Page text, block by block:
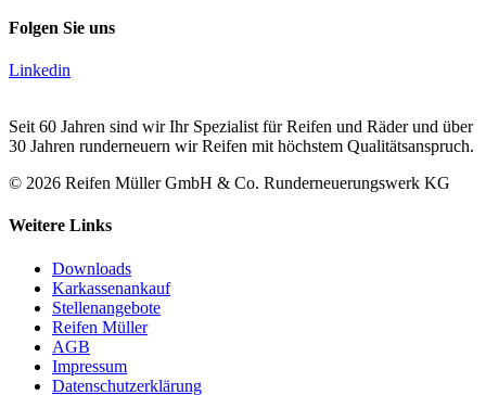
Folgen Sie uns
Linkedin
Seit 60 Jahren sind wir Ihr Spezialist für Reifen und Räder und über
30 Jahren runderneuern wir Reifen mit höchstem Qualitätsanspruch.
© 2026 Reifen Müller GmbH & Co. Runderneuerungswerk KG
Weitere Links
Downloads
Karkassenankauf
Stellenangebote
Reifen Müller
AGB
Impressum
Datenschutzerklärung